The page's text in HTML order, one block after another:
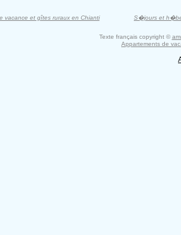
vacance et gîtes ruraux en Chianti S�jours et
Texte français copyright ©
Appartements de